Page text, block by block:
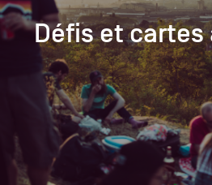
Défis et cartes